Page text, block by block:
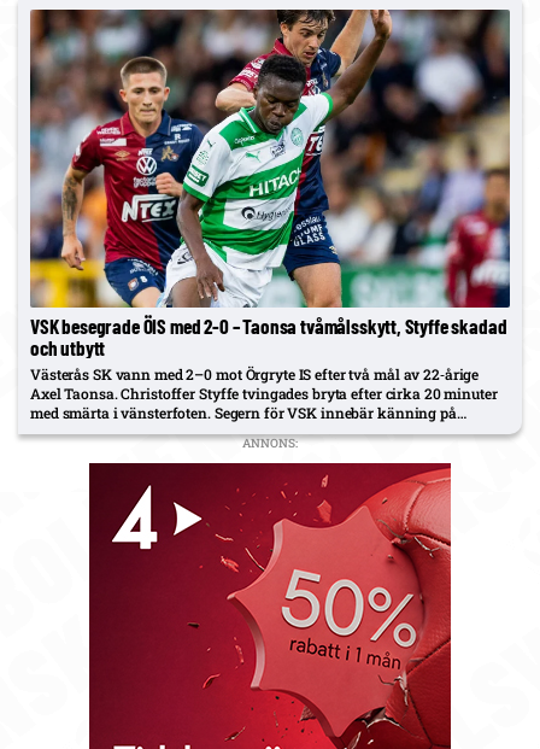
VSK besegrade ÖIS med 2-0 – Taonsa tvåmålsskytt, Styffe skadad
och utbytt
Västerås SK vann med 2–0 mot Örgryte IS efter två mål av 22‑årige
Axel Taonsa. Christoffer Styffe tvingades bryta efter cirka 20 minuter
med smärta i vänsterfoten. Segern för VSK innebär känning på
tredjeplatsen – nu en poäng bakom Häcken, som har en match fler
ANNONS: